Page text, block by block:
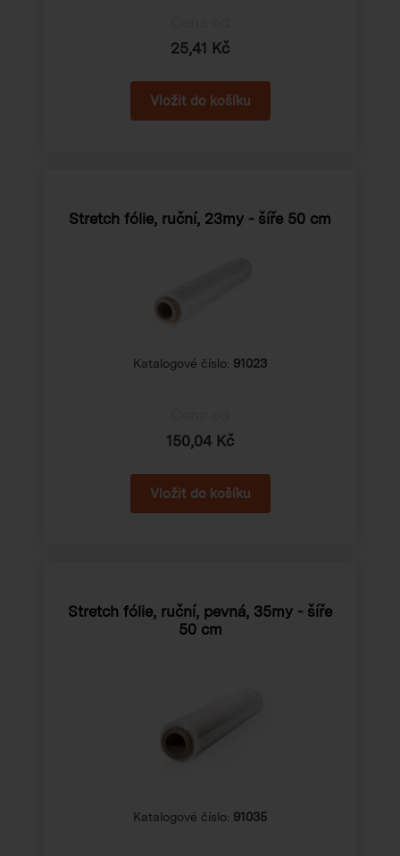
25,41 Kč
Stretch fólie, ruční, 23my - šíře 50 cm
Katalogové číslo: 91023
150,04 Kč
Stretch fólie, ruční, pevná, 35my - šíře
50 cm
Katalogové číslo: 91035